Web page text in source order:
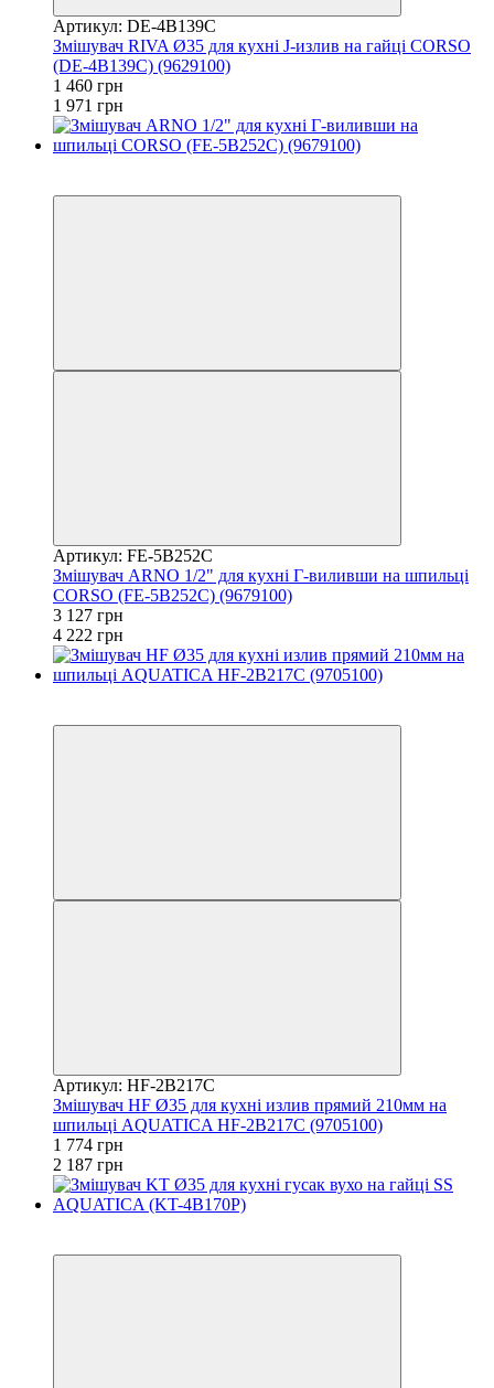
Артикул: DE-4B139C
Змішувач RIVA Ø35 для кухні J-излив на гайці CORSO
(DE-4B139C) (9629100)
1 460 грн
1 971 грн
Артикул: FE-5B252C
Змішувач ARNO 1/2" для кухні Г-виливши на шпильці
CORSO (FE-5B252C) (9679100)
3 127 грн
4 222 грн
Артикул: HF-2B217C
Змішувач HF Ø35 для кухні излив прямий 210мм на
шпильці AQUATICA HF-2B217C (9705100)
1 774 грн
2 187 грн